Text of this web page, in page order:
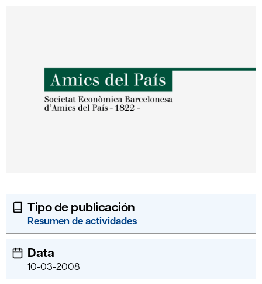
Tipo de publicación
Resumen de actividades
Data
10-03-2008